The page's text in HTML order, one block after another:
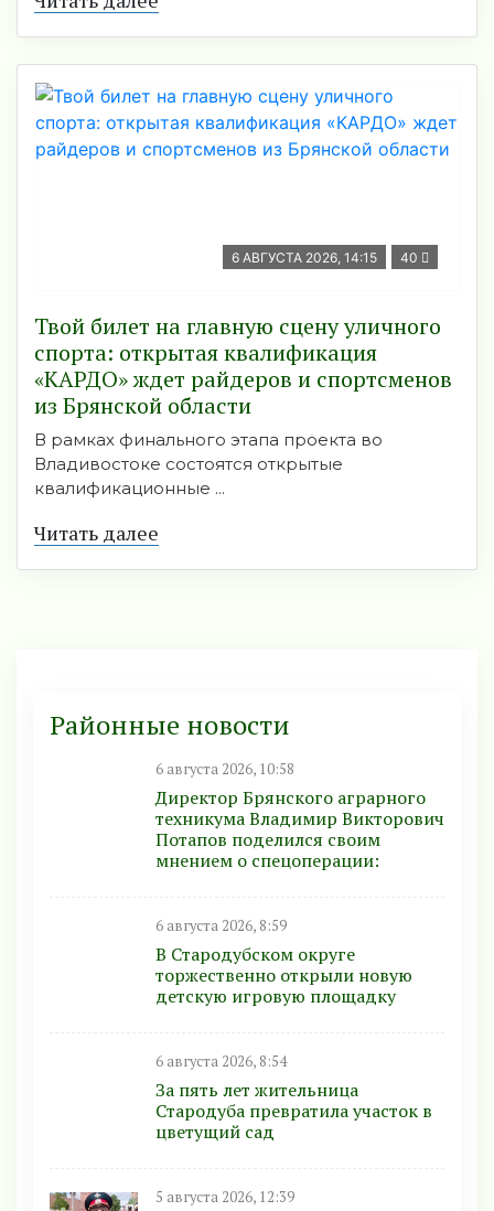
6 АВГУСТА 2026, 14:15 40
Твой билет на главную сцену уличного
спорта: открытая квалификация
«КАРДО» ждет райдеров и спортсменов
из Брянской области
В рамках финального этапа проекта во
Владивостоке состоятся открытые
квалификационные ...
Читать далее
Районные новости
6 августа 2026, 10:58
Директор Брянского аграрного
техникума Владимир Викторович
Потапов поделился своим
мнением о спецоперации:
6 августа 2026, 8:59
В Стародубском округе
торжественно открыли новую
детскую игровую площадку
6 августа 2026, 8:54
За пять лет жительница
Стародуба превратила участок в
цветущий сад
5 августа 2026, 12:39